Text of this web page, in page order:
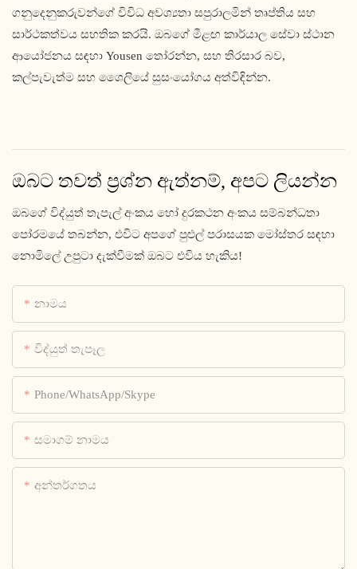
ගනුදෙනුකරුවන්ගේ විවිධ අවශ්‍යතා සපුරාලමින් තෘප්තිය සහ
සාර්ථකත්වය සහතික කරයි. ඔබගේ මීළඟ කාර්යාල සේවා ස්ථාන
ආයෝජනය සඳහා Yousen තෝරන්න, සහ තිරසාර බව,
කල්පැවැත්ම සහ ශෛලියේ සුසංයෝගය අත්විඳින්න.
ඔබට තවත් ප්‍රශ්න ඇත්නම්, අපට ලියන්න
ඔබගේ විද්යුත් තැපැල් අංකය හෝ දුරකථන අංකය සම්බන්ධතා
පෝරමයේ තබන්න, එවිට අපගේ පුළුල් පරාසයක මෝස්තර සඳහා
නොමිලේ උපුටා දැක්වීමක් ඔබට එවිය හැකිය!
නාමය
විද්යුත් තැපෑල
Phone/WhatsApp/Skype
සමාගම් නාමය
අන්තර්ගතය